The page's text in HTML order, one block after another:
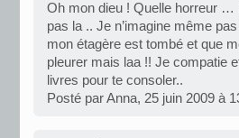
Oh mon dieu ! Quelle horreur …
pas la .. Je n’imagine même
mon étagère est tombé et que
pleurer mais laa !! Je compatie
livres pour te consoler..
Posté par Anna, 25 juin 2009 à